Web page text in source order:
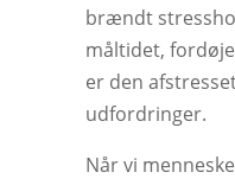
brændt
måltidet,
er den
udfordringer.
Når vi